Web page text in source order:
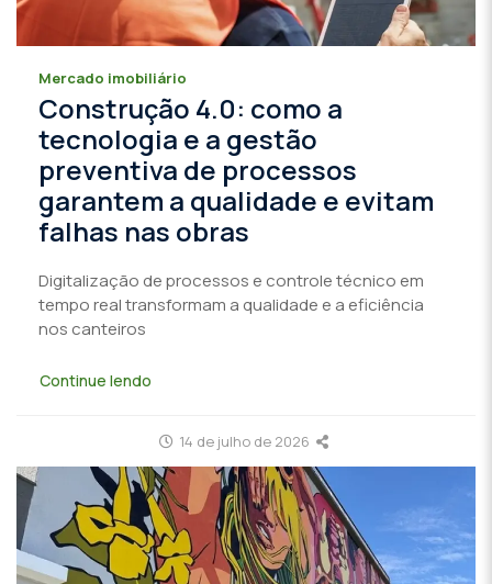
Mercado imobiliário
Construção 4.0: como a
tecnologia e a gestão
preventiva de processos
garantem a qualidade e evitam
falhas nas obras
Digitalização de processos e controle técnico em
tempo real transformam a qualidade e a eficiência
nos canteiros
Continue lendo
14 de julho de 2026